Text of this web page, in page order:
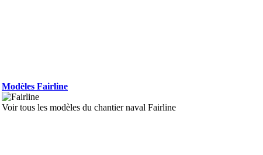
Modèles Fairline
Voir tous les modèles du chantier naval Fairline